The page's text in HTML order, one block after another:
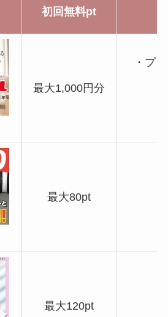
初回無料pt
最大1,000円分
・プ
最大80pt
最大120pt